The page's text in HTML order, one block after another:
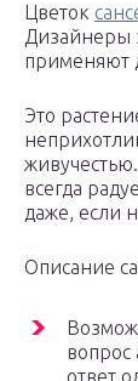
Цветок
Дизайнеры
применяют
Это
всегда
даже, если
Описание
вопрос
ответ